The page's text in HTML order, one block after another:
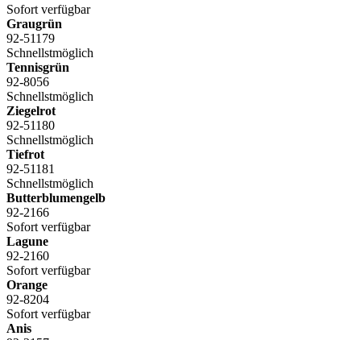
Sofort verfügbar
Graugrün
92-51179
Schnellstmöglich
Tennisgrün
92-8056
Schnellstmöglich
Ziegelrot
92-51180
Schnellstmöglich
Tiefrot
92-51181
Schnellstmöglich
Butterblumengelb
92-2166
Sofort verfügbar
Lagune
92-2160
Sofort verfügbar
Orange
92-8204
Sofort verfügbar
Anis